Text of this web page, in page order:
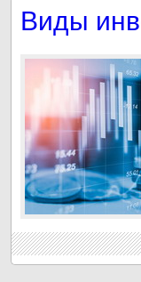
Виды